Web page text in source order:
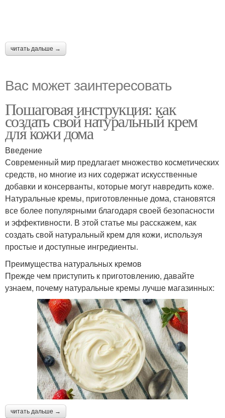
читать дальше →
Вас может заинтересовать
Пошаговая инструкция: как
создать свой натуральный крем
для кожи дома
Введение
Современный мир предлагает множество косметических
средств, но многие из них содержат искусственные
добавки и консерванты, которые могут навредить коже.
Натуральные кремы, приготовленные дома, становятся
все более популярными благодаря своей безопасности
и эффективности. В этой статье мы расскажем, как
создать свой натуральный крем для кожи, используя
простые и доступные ингредиенты.
Преимущества натуральных кремов
Прежде чем приступить к приготовлению, давайте
узнаем, почему натуральные кремы лучше магазинных:
читать дальше →